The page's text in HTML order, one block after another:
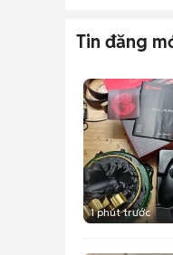
Tin đăng
1 phút trước